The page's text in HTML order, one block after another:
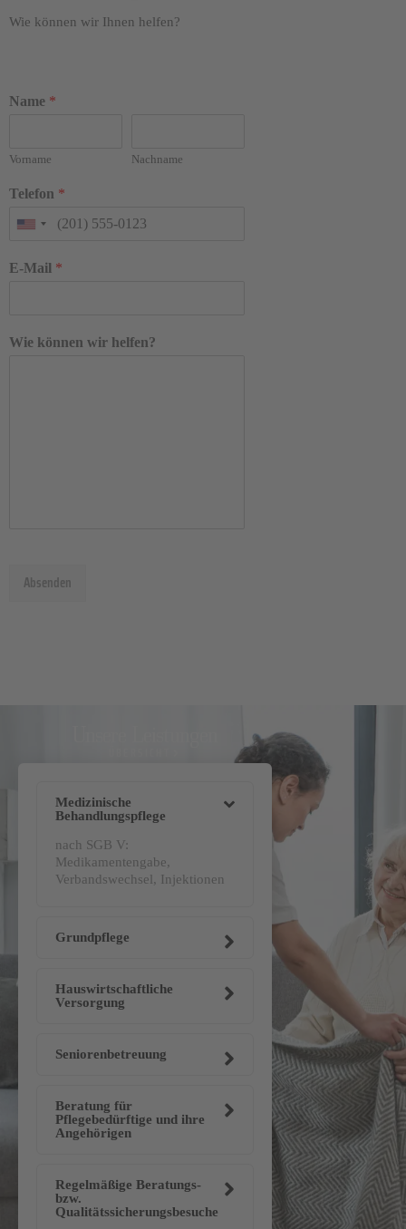
Wie können wir Ihnen helfen?
Name *
Vorname Nachname
Telefon *
E-Mail *
Wie können wir helfen?
Absenden
Medizinische
Behandlungspflege
nach SGB V:
Medikamentengabe,
Verbandswechsel, Injektionen
Grundpflege
Hauswirtschaftliche
Versorgung
Seniorenbetreuung
Beratung für
Pflegebedürftige und ihre
Angehörigen
Regelmäßige Beratungs-
bzw.
Qualitätssicherungsbesuche